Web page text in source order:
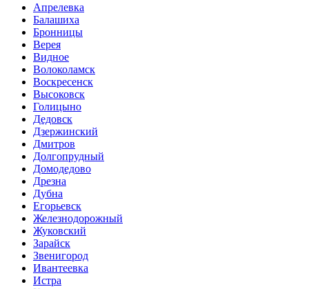
Апрелевка
Балашиха
Бронницы
Верея
Видное
Волоколамск
Воскресенск
Высоковск
Голицыно
Дедовск
Дзержинский
Дмитров
Долгопрудный
Домодедово
Дрезна
Дубна
Егорьевск
Железнодорожный
Жуковский
Зарайск
Звенигород
Ивантеевка
Истра